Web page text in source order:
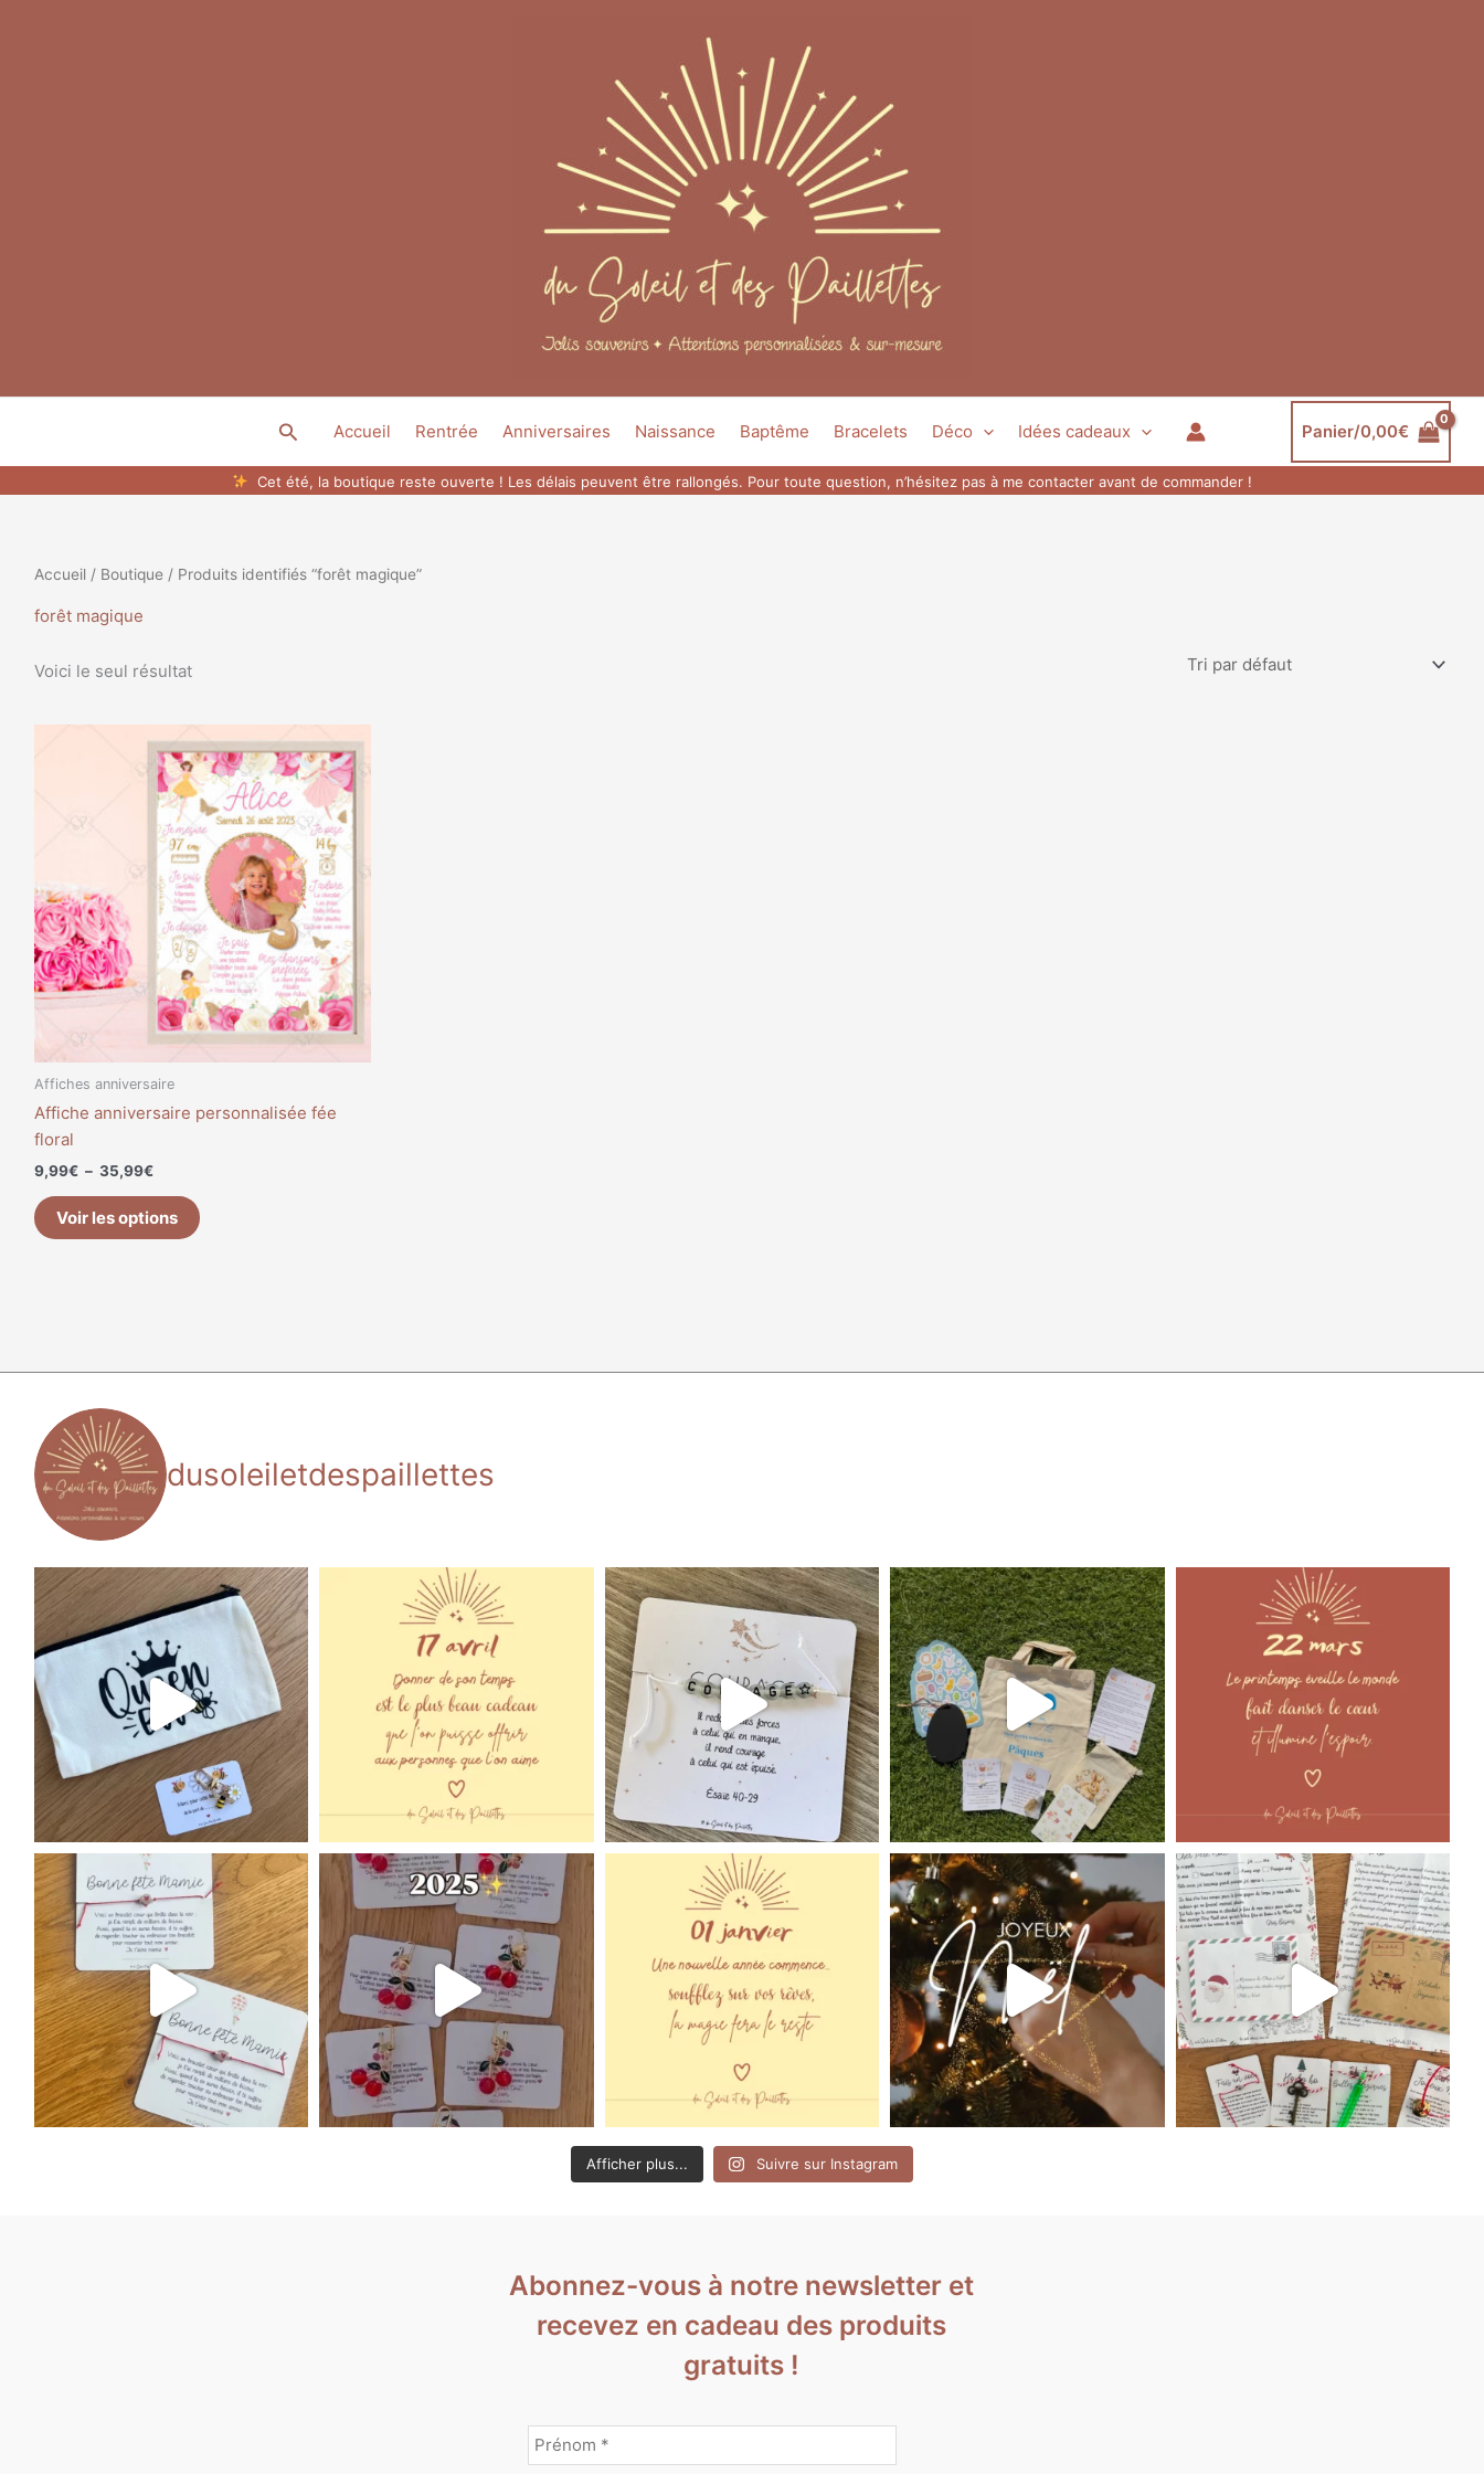
Rechercher
Accueil Rentrée Anniversaires Naissance Baptême Bracelets Déco Idées cadeaux Panier/0,00€
Cet été, la boutique reste ouverte ! Les délais peuvent être rallongés. Pour toute question, n’hésitez pas à me contacter avant de commander !
Accueil/ Boutique/ Produits identifiés “forêt magique”
forêt magique
Voici le seul résultat
Affiches anniversaire
Affiche anniversaire personnalisée fée
floral
9,99€ – 35,99€
de
prix :
9,99€
à
35,99€
Voir les options
Ce
produit
a
plusieurs
variations.
Les
options
peuvent
être
choisies
sur
la
produit
dusoleiletdespaillettes
Afficher plus... Suivre sur Instagram
Abonnez-vous à notre newsletter et
recevez en cadeau des produits
gratuits !